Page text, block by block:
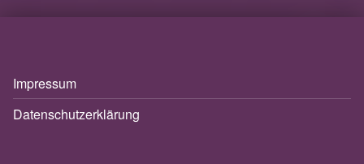
Impressum
Datenschutzerklärung